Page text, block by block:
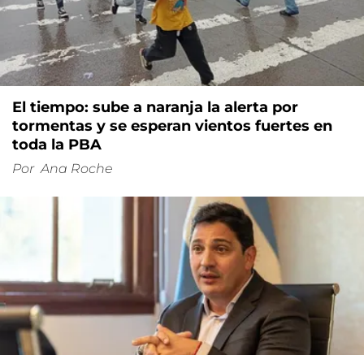
El tiempo: sube a naranja la alerta por
tormentas y se esperan vientos fuertes en
toda la PBA
Por Ana Roche